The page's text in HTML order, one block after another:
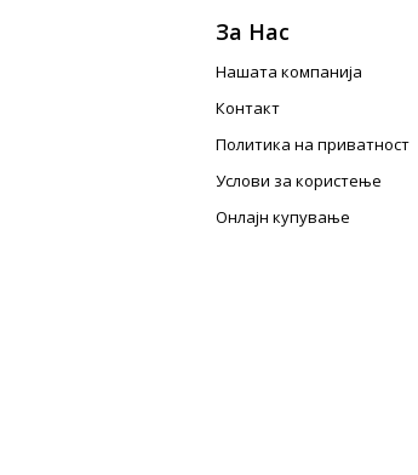
За Нас
Нашата компанија
Контакт
Политика на приватност
Услови за користење
Онлајн купување